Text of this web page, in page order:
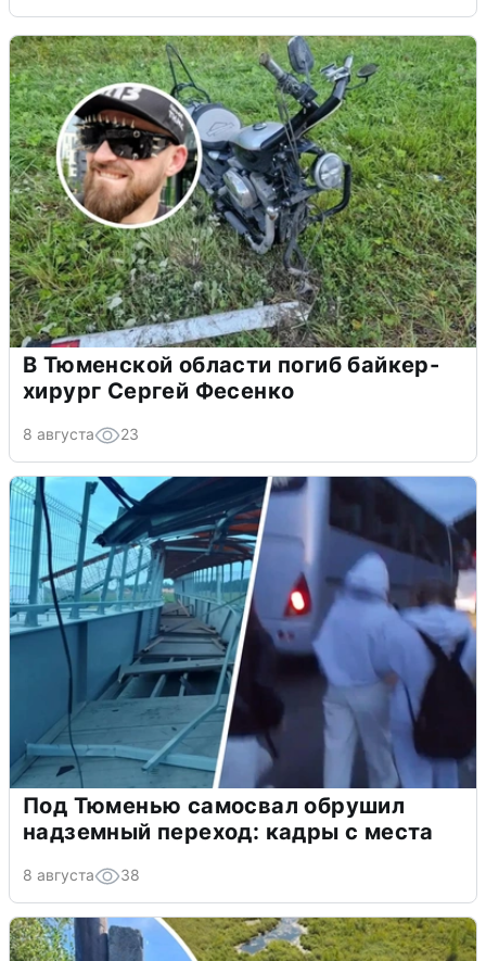
В Тюменской области погиб байкер-
хирург Сергей Фесенко
8 августа 23
Под Тюменью самосвал обрушил
надземный переход: кадры с места
8 августа 38